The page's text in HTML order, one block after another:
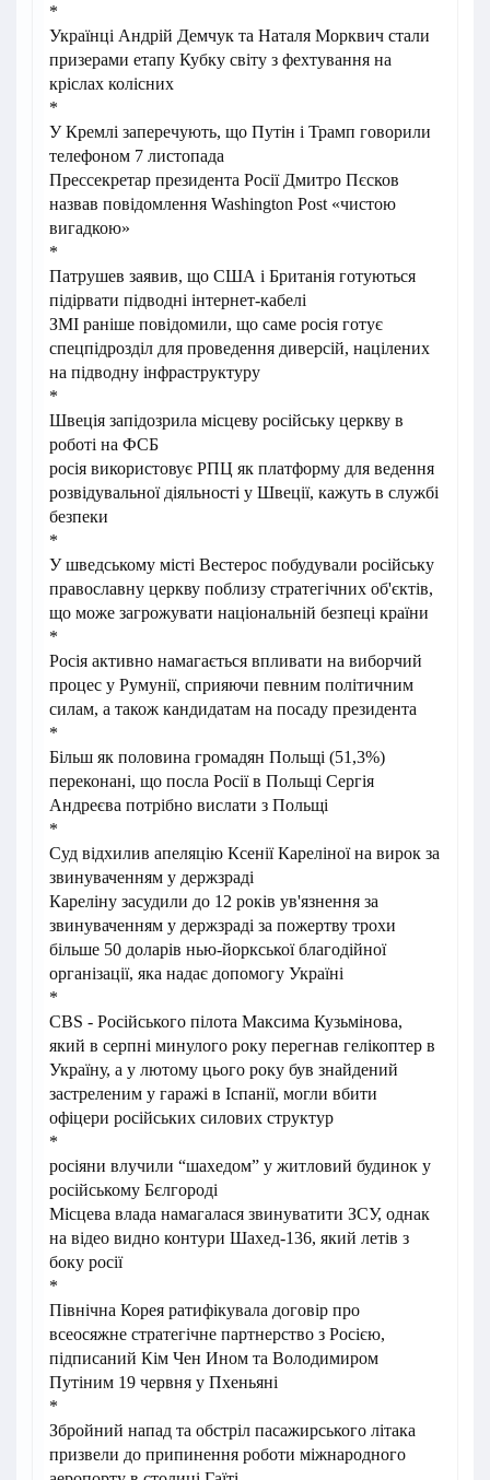
*
Українці Андрій Демчук та Наталя Морквич стали
призерами етапу Кубку світу з фехтування на
кріслах колісних
*
У Кремлі заперечують, що Путін і Трамп говорили
телефоном 7 листопада
Прессекретар президента Росії Дмитро Пєсков
назвав повідомлення Washington Post «чистою
вигадкою»
*
Патрушев заявив, що США і Британія готуються
підірвати підводні інтернет-кабелі
ЗМІ раніше повідомили, що саме росія готує
спецпідрозділ для проведення диверсій, націлених
на підводну інфраструктуру
*
Швеція запідозрила місцеву російську церкву в
роботі на ФСБ
росія використовує РПЦ як платформу для ведення
розвідувальної діяльності у Швеції, кажуть в службі
безпеки
*
У шведському місті Вестерос побудували російську
православну церкву поблизу стратегічних об'єктів,
що може загрожувати національній безпеці країни
*
Росія активно намагається впливати на виборчий
процес у Румунії, сприяючи певним політичним
силам, а також кандидатам на посаду президента
*
Більш як половина громадян Польщі (51,3%)
переконані, що посла Росії в Польщі Сергія
Андреєва потрібно вислати з Польщі
*
Суд відхилив апеляцію Ксенії Кареліної на вирок за
звинуваченням у держзраді
Кареліну засудили до 12 років ув'язнення за
звинуваченням у держзраді за пожертву трохи
більше 50 доларів нью-йоркської благодійної
організації, яка надає допомогу Україні
*
CBS - Російського пілота Максима Кузьмінова,
який в серпні минулого року перегнав гелікоптер в
Україну, а у лютому цього року був знайдений
застреленим у гаражі в Іспанії, могли вбити
офіцери російських силових структур
*
росіяни влучили “шахедом” у житловий будинок у
російському Бєлгороді
Місцева влада намагалася звинуватити ЗСУ, однак
на відео видно контури Шахед-136, який летів з
боку росії
*
Північна Корея ратифікувала договір про
всеосяжне стратегічне партнерство з Росією,
підписаний Кім Чен Ином та Володимиром
Путіним 19 червня у Пхеньяні
*
Збройний напад та обстріл пасажирського літака
призвели до припинення роботи міжнародного